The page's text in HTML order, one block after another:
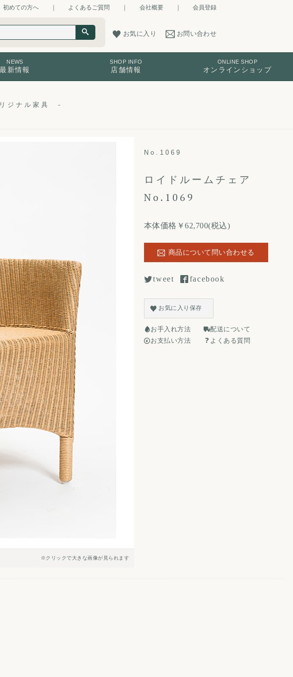
初めての方へ よくあるご質問 会社概要 会員登録
お気に入り お問い合わせ
NEWS
最新情報
SHOP INFO
店舗情報
ONLINE SHOP
オンラインショップ
ジナル家具
※クリックで大きな画像が見られます
No.1069
ロイドルームチェア
No.1069
本体価格￥62,700(税込)
商品について問い合わせる
tweet facebook
お気に入り保存
お手入れ方法
配送について
お支払い方法
よくある質問